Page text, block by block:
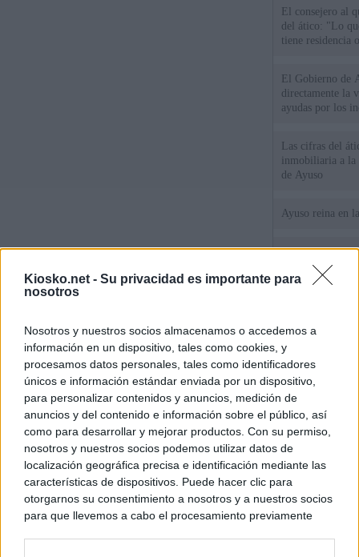
Kiosko.net - Su privacidad es importante para
nosotros
Nosotros y nuestros socios almacenamos o accedemos a
información en un dispositivo, tales como cookies, y
procesamos datos personales, tales como identificadores
únicos e información estándar enviada por un dispositivo,
para personalizar contenidos y anuncios, medición de
anuncios y del contenido e información sobre el público, así
como para desarrollar y mejorar productos. Con su permiso,
nosotros y nuestros socios podemos utilizar datos de
localización geográfica precisa e identificación mediante las
características de dispositivos. Puede hacer clic para
otorgarnos su consentimiento a nosotros y a nuestros socios
para que llevemos a cabo el procesamiento previamente
El consejero al
del ático: "Lo
tiene residencia
El Gobierno de
directamente la
ayudas por los
Las cifras del
inmobiliaria a la
de Ayuso
Ayuso reina en
El juez propone
la filtración de
jefa" Ayuso
WhatsApp,
un nuevo cruce
15 de agosto
© Kiosko.net Aviso Legal Privacidad y Cookies